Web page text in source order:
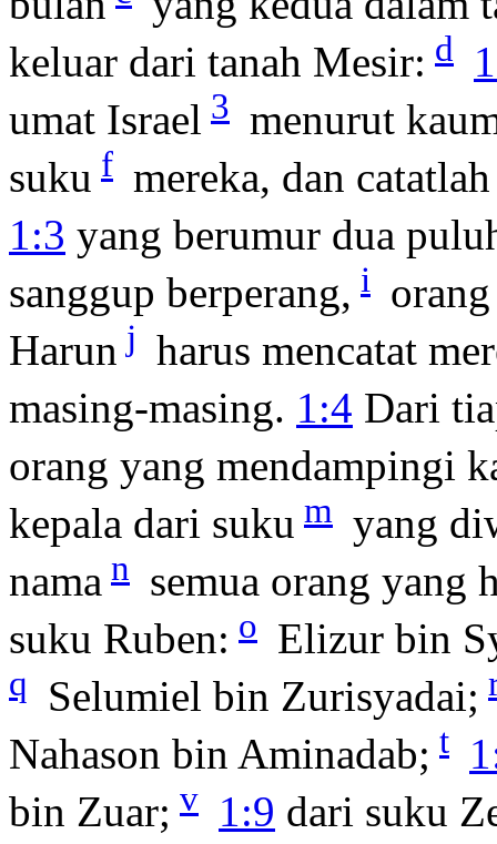
keluar dari tanah Mesir: d
umat Israel 3 menurut
suku f mereka, dan
1:3 yang berumur dua
sanggup berperang, i
Harun j harus mencatat
masing-masing. 1:4 Dari
orang yang mendampingi
kepala dari suku m yang
nama n semua orang yang
suku Ruben: o Elizur bin
q Selumiel bin Zurisyadai;
Nahason bin Aminadab; t
bin Zuar; v 1:9 dari suku